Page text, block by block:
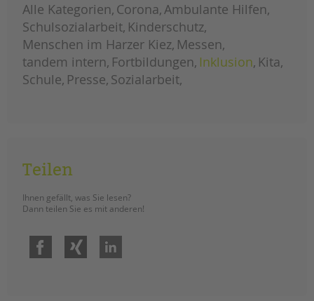
Impressum
Datenschutz
Hinweisgebersystem
Intranet
Alle Kategorien Corona Ambulante Hilfen
Schulsozialarbeit Kinderschutz
Menschen im Harzer Kiez Messen
tandem intern Fortbildungen Inklusion Kita
Schule Presse Sozialarbeit
Teilen
Ihnen gefällt, was Sie lesen?
Dann teilen Sie es mit anderen!
Facebook